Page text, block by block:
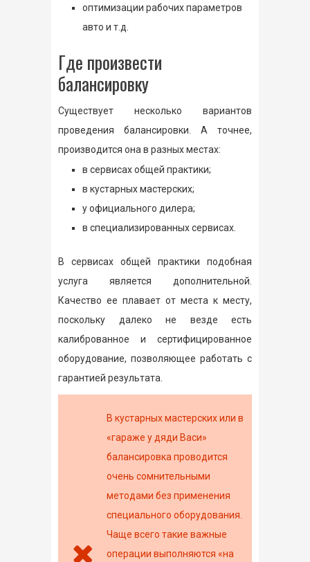
оптимизации рабочих параметров
авто и т.д.
Где произвести
балансировку
Существует несколько вариантов
проведения балансировки. А точнее,
производится она в разных местах:
в сервисах общей практики;
в кустарных мастерских;
у официального дилера;
в специализированных сервисах.
В сервисах общей практики подобная
услуга является дополнительной.
Качество ее плавает от места к месту,
поскольку далеко не везде есть
калиброванное и сертифицированное
оборудование, позволяющее работать с
гарантией результата.
В кустарных мастерских или в
«гараже у дяди Васи»
балансировка проводится
очень сомнительными
методами без применения
специального оборудования.
Чаще всего такие важные
операции выполняются «на